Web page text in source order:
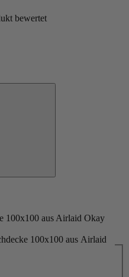
bewertet
100x100 aus Airlaid Okay